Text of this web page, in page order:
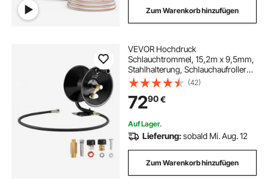
Zum Warenkorb hinzufügen
VEVOR Hochdruck
Schlauchtrommel, 15,2m x 9,5mm,
Stahlhalterung, Schlauchaufroller
für Hochdruckreiniger,
Wand-/Boden-/LKW-Montage, 275
bar, manuelle Handkurbel zum
Waschen von Autos/Böden, Garten
(42)
7290€
Auf Lager.
Lieferung:sobald Mi. Aug. 12
Zum Warenkorb hinzufügen